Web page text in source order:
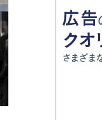
｢東大に
で決ま
は、こ
坂本龍
Book